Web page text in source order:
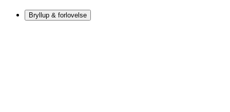
Bryllup & forlovelse